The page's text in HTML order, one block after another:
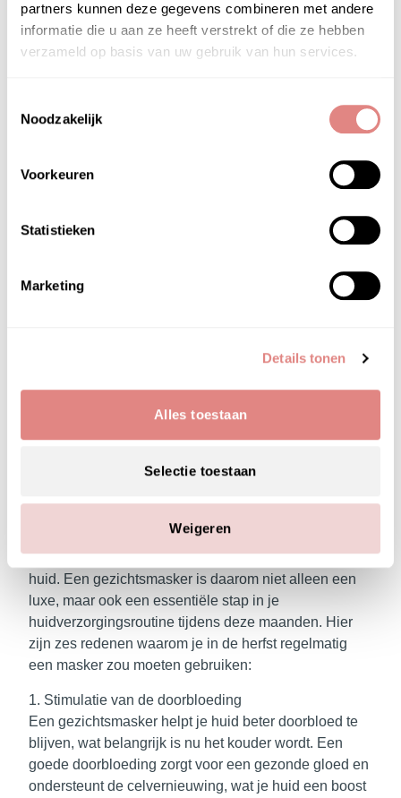
partners kunnen deze gegevens combineren met andere
informatie die u aan ze heeft verstrekt of die ze hebben
verzameld op basis van uw gebruik van hun services.
Noodzakelijk
Voorkeuren
Statistieken
Marketing
Details tonen
Alles toestaan
Selectie toestaan
Weigeren
kracht van een gezichtsmasker
kleuren met zich mee, maar ook de overgang naar
koudere dagen. Dit kan een uitdaging zijn voor je
huid. Een gezichtsmasker is daarom niet alleen een
luxe, maar ook een essentiële stap in je
huidverzorgingsroutine tijdens deze maanden. Hier
zijn zes redenen waarom je in de herfst regelmatig
een masker zou moeten gebruiken:
1. Stimulatie van de doorbloeding
Een gezichtsmasker helpt je huid beter doorbloed te
blijven, wat belangrijk is nu het kouder wordt. Een
goede doorbloeding zorgt voor een gezonde gloed en
ondersteunt de celvernieuwing, wat je huid een boost